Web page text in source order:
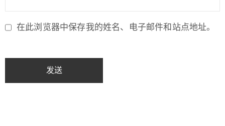
在此浏览器中保存我的姓名、电子邮件和站点地址。